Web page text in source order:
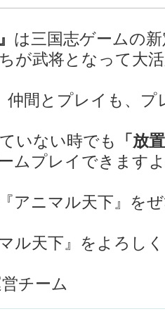
は三国志ゲームの
が武将となって大
仲間とプレイも、
いない時でも
「放
ムプレイできます
アニマル天下』を
ル天下』をよろし
チーム